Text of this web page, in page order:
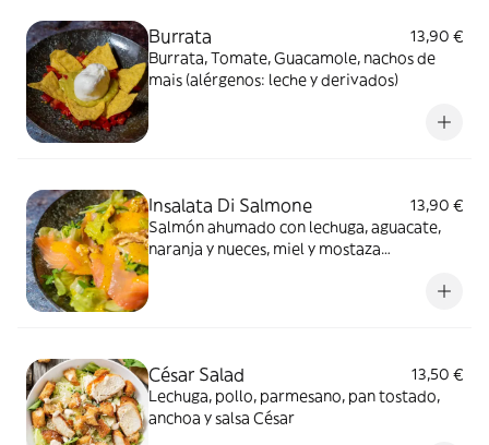
Burrata
13,90 €
Burrata, Tomate, Guacamole, nachos de
mais (alérgenos: leche y derivados)
Insalata Di Salmone
13,90 €
Salmón ahumado con lechuga, aguacate,
naranja y nueces, miel y mostaza
César Salad
13,50 €
Lechuga, pollo, parmesano, pan tostado,
anchoa y salsa César